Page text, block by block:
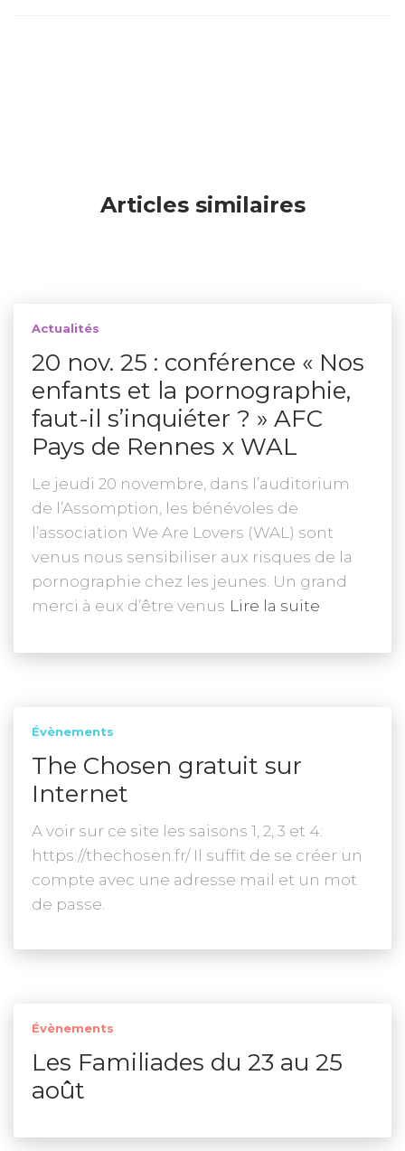
Articles similaires
Actualités
20 nov. 25 : conférence « Nos
enfants et la pornographie,
faut-il s’inquiéter ? » AFC
Pays de Rennes x WAL
Le jeudi 20 novembre, dans l’auditorium
de l’Assomption, les bénévoles de
l’association We Are Lovers (WAL) sont
venus nous sensibiliser aux risques de la
pornographie chez les jeunes. Un grand
merci à eux d’être venus Lire la suite
Évènements
The Chosen gratuit sur
Internet
A voir sur ce site les saisons 1, 2, 3 et 4:
https://thechosen.fr/ Il suffit de se créer un
compte avec une adresse mail et un mot
de passe.
Évènements
Les Familiades du 23 au 25
août